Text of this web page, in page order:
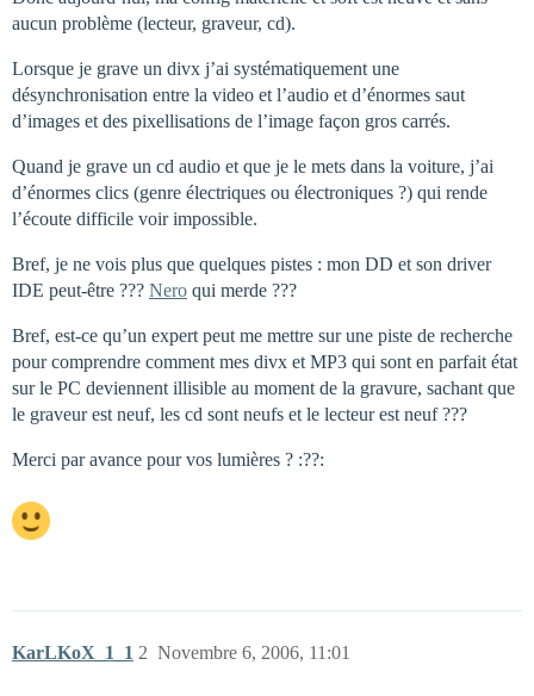
aucun problème (lecteur, graveur, cd).
Lorsque je grave un divx j’ai systématiquement une
désynchronisation entre la video et l’audio et d’énormes saut
d’images et des pixellisations de l’image façon gros carrés.
Quand je grave un cd audio et que je le mets dans la voiture, j’ai
d’énormes clics (genre électriques ou électroniques ?) qui rende
l’écoute difficile voir impossible.
Bref, je ne vois plus que quelques pistes : mon DD et son driver
IDE peut-être ??? Nero qui merde ???
Bref, est-ce qu’un expert peut me mettre sur une piste de recherche
pour comprendre comment mes divx et MP3 qui sont en parfait état
sur le PC deviennent illisible au moment de la gravure, sachant que
le graveur est neuf, les cd sont neufs et le lecteur est neuf ???
Merci par avance pour vos lumières ? :??:
KarLKoX_1_1 Novembre 6, 2006, 11:01
2